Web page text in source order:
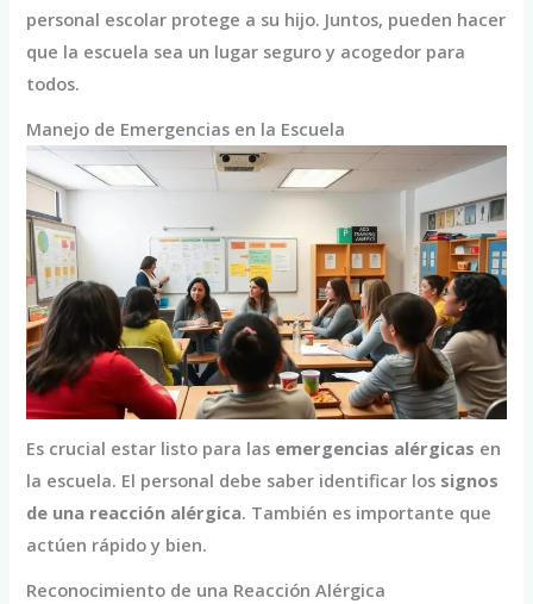
personal escolar protege a su hijo. Juntos, pueden hacer
que la escuela sea un lugar seguro y acogedor para
todos.
Manejo de Emergencias en la Escuela
Es crucial estar listo para las emergencias alérgicas en
la escuela. El personal debe saber identificar los signos
de una reacción alérgica. También es importante que
actúen rápido y bien.
Reconocimiento de una Reacción Alérgica